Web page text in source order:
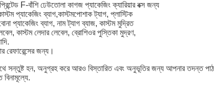
F-বাঁশি ঢেউতোলা কাগজ প্যাকেজিং ক্যারিয়ার বক্স জন্য
প্যাকেজিং ব্যাগ,কাস্টমপোশাক ট্যাগ, প্লাস্টিক
প্যাকেজিং ব্যাগ, নাম ট্যাগ ব্যাজ, কাস্টম মুদ্রিত
কাস্টম লেদার লেবেল, ব্রোশিওর পুস্তিকা মুদ্রণ,
.
রেফারেন্সের জন্য।
সন্তুষ্ট হন, অনুগ্রহ করে আরও বিস্তারিত এবং অনুভূতির জন্য আপনার তদন্ত